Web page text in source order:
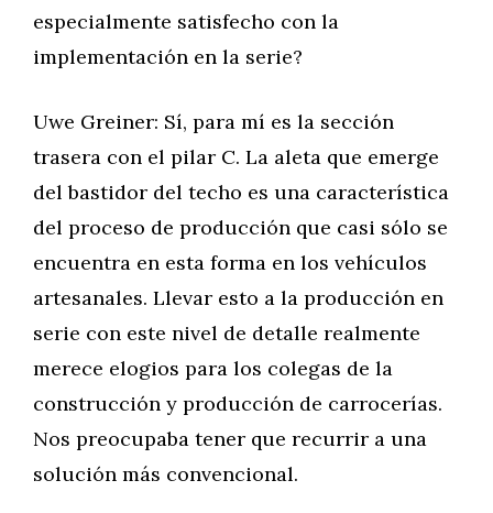
especialmente satisfecho con la
implementación en la serie?
Uwe Greiner: Sí, para mí es la sección
trasera con el pilar C. La aleta que emerge
del bastidor del techo es una característica
del proceso de producción que casi sólo se
encuentra en esta forma en los vehículos
artesanales. Llevar esto a la producción en
serie con este nivel de detalle realmente
merece elogios para los colegas de la
construcción y producción de carrocerías.
Nos preocupaba tener que recurrir a una
solución más convencional.